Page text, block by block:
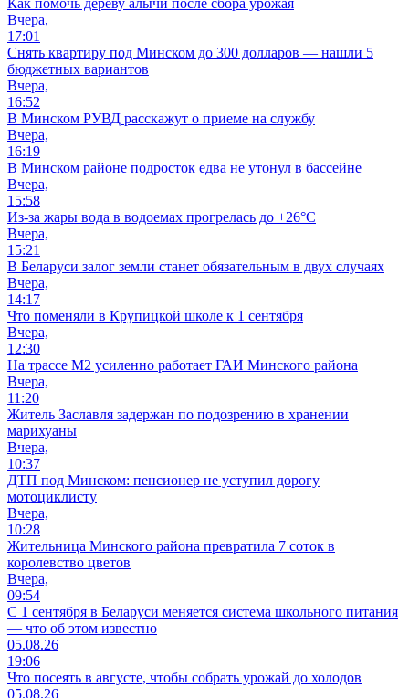
Как помочь дереву алычи после сбора урожая
Вчера,
17:01
Снять квартиру под Минском до 300 долларов — нашли 5
бюджетных вариантов
Вчера,
16:52
В Минском РУВД расскажут о приеме на службу
Вчера,
16:19
В Минском районе подросток едва не утонул в бассейне
Вчера,
15:58
Из-за жары вода в водоемах прогрелась до +26°C
Вчера,
15:21
В Беларуси залог земли станет обязательным в двух случаях
Вчера,
14:17
Что поменяли в Крупицкой школе к 1 сентября
Вчера,
12:30
На трассе М2 усиленно работает ГАИ Минского района
Вчера,
11:20
Житель Заславля задержан по подозрению в хранении
марихуаны
Вчера,
10:37
ДТП под Минском: пенсионер не уступил дорогу
мотоциклисту
Вчера,
10:28
Жительница Минского района превратила 7 соток в
королевство цветов
Вчера,
09:54
С 1 сентября в Беларуси меняется система школьного питания
— что об этом известно
05.08.26
19:06
Что посеять в августе, чтобы собрать урожай до холодов
05.08.26